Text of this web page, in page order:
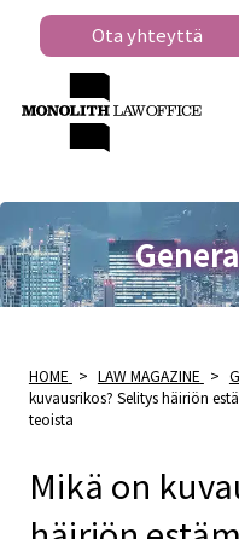
Ota yhteyttä
HOME > LAW MAGAZINE >
kuvausrikos? Selitys häiriön
teoista
Mikä on